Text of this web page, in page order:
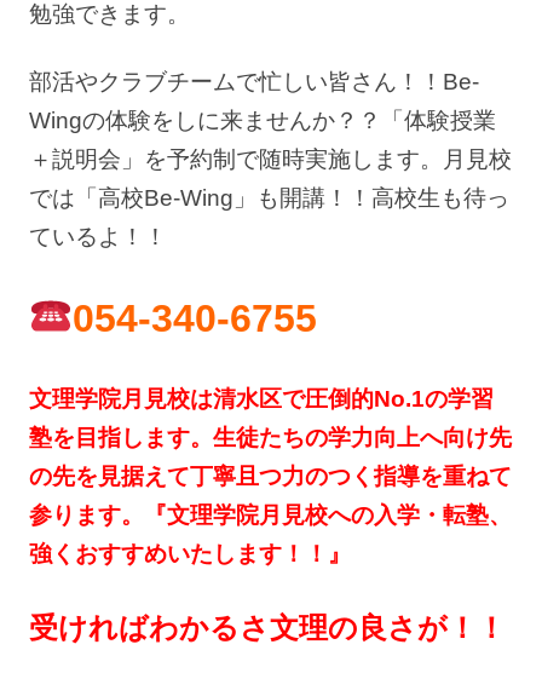
勉強できます。
部活やクラブチームで忙しい皆さん！！Be-
Wingの体験をしに来ませんか？？「体験授業
＋説明会」を予約制で随時実施します。月見校
では「高校Be-Wing」も開講！！高校生も待っ
ているよ！！
054-340-6755
文理学院月見校は清水区で圧倒的No.1の学習
塾を目指します。生徒たちの学力向上へ向け先
の先を見据えて丁寧且つ力のつく指導を重ねて
参ります。『文理学院月見校への入学・転塾、
強くおすすめいたします！！』
受ければわかるさ文理の良さが！！